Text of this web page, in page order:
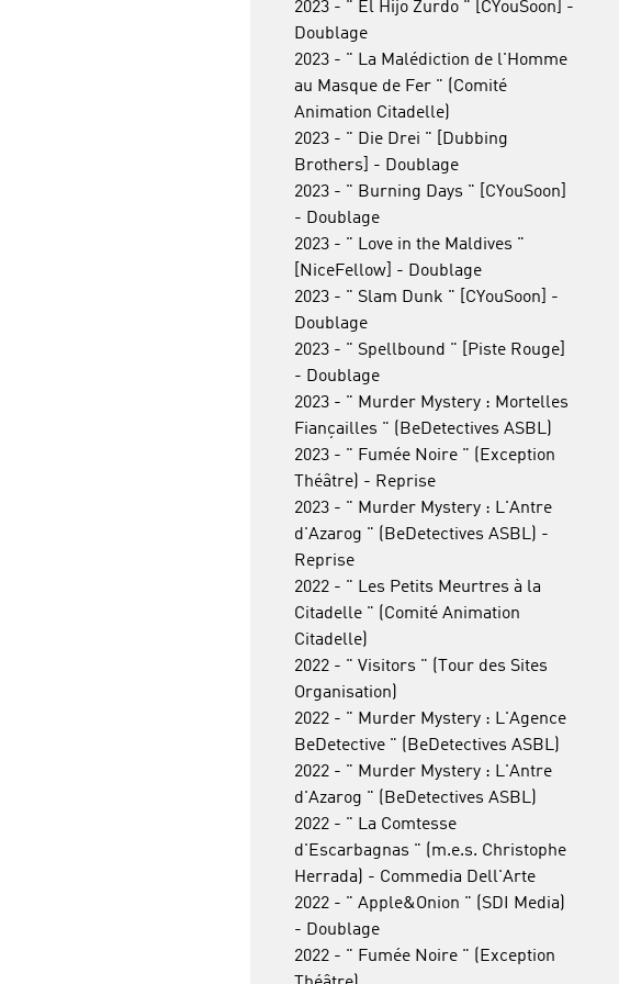
2023 - " El Hijo Zurdo " [CYouSoon] -
Doublage
2023 - " La Malédiction de l'Homme
au Masque de Fer " (Comité
Animation Citadelle)
2023 - " Die Drei " [Dubbing
Brothers] - Doublage
2023 - " Burning Days " [CYouSoon]
- Doublage
2023 - " Love in the Maldives "
[NiceFellow] - Doublage
2023 - " Slam Dunk " [CYouSoon] -
Doublage
2023 - " Spellbound " [Piste Rouge]
- Doublage
2023 - " Murder Mystery : Mortelles
Fiançailles " (BeDetectives ASBL)
2023 - " Fumée Noire " (Exception
Théâtre) - Reprise
2023 - " Murder Mystery : L'Antre
d'Azarog " (BeDetectives ASBL) -
Reprise
2022 - " Les Petits Meurtres à la
Citadelle " (Comité Animation
Citadelle)
2022 - " Visitors " (Tour des Sites
Organisation)
2022 - " Murder Mystery : L'Agence
BeDetective " (BeDetectives ASBL)
2022 - " Murder Mystery : L'Antre
d'Azarog " (BeDetectives ASBL)
2022 - " La Comtesse
d'Escarbagnas " (m.e.s. Christophe
Herrada) - Commedia Dell'Arte
2022 - " Apple&Onion " (SDI Media)
- Doublage
2022 - " Fumée Noire " (Exception